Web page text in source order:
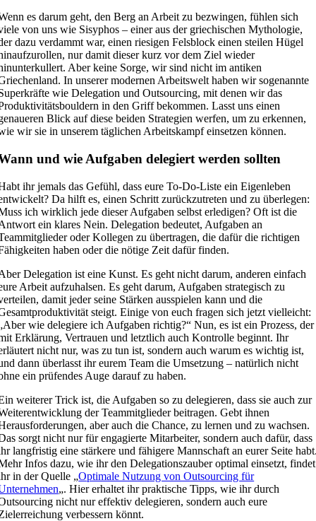
es darum geht, den Berg an Arbeit zu bezwingen, fühlen sich
von uns wie Sisyphos – einer aus der griechischen Mythologie,
dazu verdammt war, einen riesigen Felsblock einen steilen Hügel
nur damit dieser kurz vor dem Ziel wieder
Aber keine Sorge, wir sind nicht im antiken
In unserer modernen Arbeitswelt haben wir sogenannte
wie Delegation und Outsourcing, mit denen wir das
in den Griff bekommen. Lasst uns einen
Blick auf diese beiden Strategien werfen, um zu erkennen,
wir sie in unserem täglichen Arbeitskampf einsetzen können.
und wie Aufgaben delegiert werden sollten
ihr jemals das Gefühl, dass eure To-Do-Liste ein Eigenleben
Da hilft es, einen Schritt zurückzutreten und zu überlegen:
ich wirklich jede dieser Aufgaben selbst erledigen? Oft ist die
ein klares Nein. Delegation bedeutet, Aufgaben an
oder Kollegen zu übertragen, die dafür die richtigen
haben oder die nötige Zeit dafür finden.
Delegation ist eine Kunst. Es geht nicht darum, anderen einfach
Arbeit aufzuhalsen. Es geht darum, Aufgaben strategisch zu
damit jeder seine Stärken ausspielen kann und die
steigt. Einige von euch fragen sich jetzt vielleicht:
wie delegiere ich Aufgaben richtig?“ Nun, es ist ein Prozess, der
Erklärung, Vertrauen und letztlich auch Kontrolle beginnt. Ihr
nicht nur, was zu tun ist, sondern auch warum es wichtig ist,
dann überlasst ihr eurem Team die Umsetzung – natürlich nicht
ein prüfendes Auge darauf zu haben.
weiterer Trick ist, die Aufgaben so zu delegieren, dass sie auch zur
der Teammitglieder beitragen. Gebt ihnen
aber auch die Chance, zu lernen und zu wachsen.
sorgt nicht nur für engagierte Mitarbeiter, sondern auch dafür, dass
langfristig eine stärkere und fähigere Mannschaft an eurer Seite
Infos dazu, wie ihr den Delegationszauber optimal einsetzt, findet
in der Quelle „Optimale Nutzung von Outsourcing für
„. Hier erhaltet ihr praktische Tipps, wie ihr durch
nicht nur effektiv delegieren, sondern auch eure
verbessern könnt.